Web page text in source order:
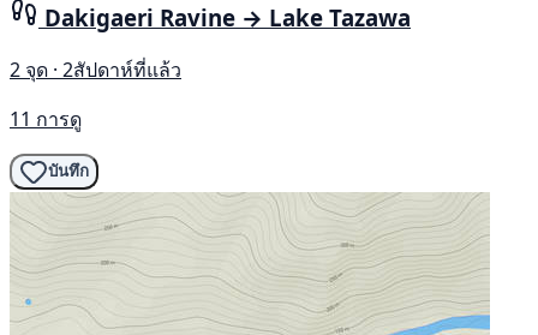
Dakigaeri Ravine → Lake Tazawa
2 จุด · 2สัปดาห์ที่แล้ว
11 การดู
บันทึก